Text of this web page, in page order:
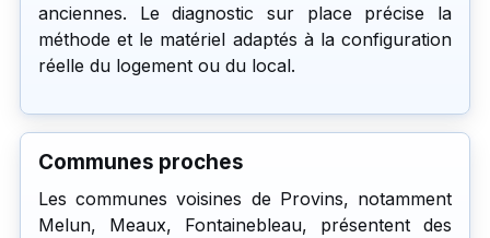
anciennes. Le diagnostic sur place précise la
méthode et le matériel adaptés à la configuration
réelle du logement ou du local.
Communes proches
Les communes voisines de Provins, notamment
Melun, Meaux, Fontainebleau, présentent des